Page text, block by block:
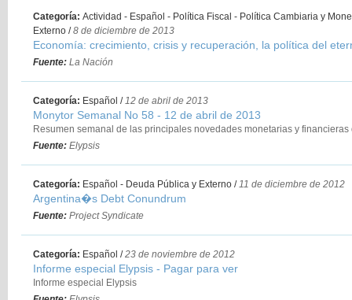
Categoría: Actividad - Español - Política Fiscal - Política Cambiaria y
Externo /8 de diciembre de 2013
Economía: crecimiento, crisis y recuperación, la política del
Fuente: La Nación
Categoría: Español /12 de abril de 2013
Monytor Semanal No 58 - 12 de abril de 2013
Resumen semanal de las principales novedades monetarias y
Fuente: Elypsis
Categoría: Español - Deuda Pública y Externo /11 de diciembre de 2012
Argentina�s Debt Conundrum
Fuente: Project Syndicate
Categoría: Español /23 de noviembre de 2012
Informe especial Elypsis - Pagar para ver
Informe especial Elypsis